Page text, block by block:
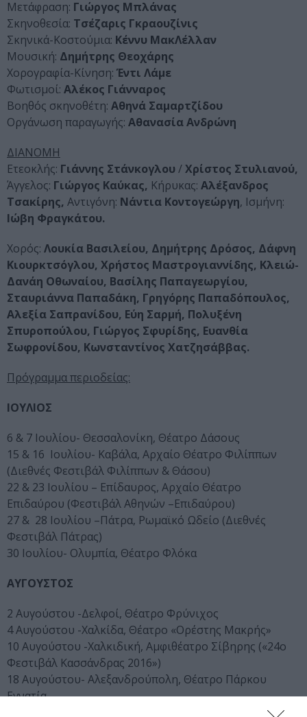
Μετάφραση: Γιώργος Μπλάνας
Σκηνοθεσία: Τσέζαρις Γκραουζίνις
Σκηνικά-Κοστούμια: Κέννυ ΜακΛέλλαν
Μουσική: Δημήτρης Θεοχάρης
Χορογραφία-Κίνηση: Έντι Λάμε
Φωτισμοί: Αλέκος Γιάνναρος
Βοηθός σκηνοθέτη: Αθηνά Σαμαρτζίδου
Οργάνωση παραγωγής: Αθανασία Ανδρώνη
ΔΙΑΝΟΜΗ
Ετεοκλής: Γιάννης Στάνκογλου /Χρίστος Στυλιανού,
Άγγελος: Γιώργος Καύκας, Κήρυκας: Αλέξανδρος
Τσακίρης, Αντιγόνη: Νάντια Κοντογεώργη, Ισμήνη:
Ιώβη Φραγκάτου.
Χορός: Λουκία Βασιλείου, Δημήτρης Δρόσος, Δάφνη
Κιουρκτσόγλου, Χρήστος Μαστρογιαννίδης, Κλειώ-
Δανάη Οθωναίου, Βασίλης Παπαγεωργίου,
Σταυριάννα Παπαδάκη, Γρηγόρης Παπαδόπουλος,
Αλεξία Σαπρανίδου, Εύη Σαρμή, Πολυξένη
Σπυροπούλου, Γιώργος Σφυρίδης, Ευανθία
Σωφρονίδου, Κωνσταντίνος Χατζησάββας.
Πρόγραμμα περιοδείας:
ΙΟΥΛΙΟΣ
6 & 7 Ιουλίου- Θεσσαλονίκη, Θέατρο Δάσους
15 & 16 Ιουλίου- Καβάλα, Αρχαίο Θέατρο Φιλίππων
(Διεθνές Φεστιβάλ Φιλίππων & Θάσου)
22 & 23 Ιουλίου – Επίδαυρος, Αρχαίο Θέατρο
Επιδαύρου (Φεστιβάλ Αθηνών –Επιδαύρου)
27 & 28 Ιουλίου –Πάτρα, Ρωμαϊκό Ωδείο (Διεθνές
Φεστιβάλ Πάτρας)
30 Ιουλίου- Ολυμπία, Θέατρο Φλόκα
ΑΥΓΟΥΣΤΟΣ
2 Αυγούστου -Δελφοί, Θέατρο Φρύνιχος
4 Αυγούστου -Χαλκίδα, Θέατρο «Ορέστης Μακρής»
10 Αυγούστου -Χαλκιδική, Αμφιθέατρο Σίβηρης («24ο
Φεστιβάλ Κασσάνδρας 2016»)
18 Αυγούστου- Αλεξανδρούπολη, Θέατρο Πάρκου
Εγνατία